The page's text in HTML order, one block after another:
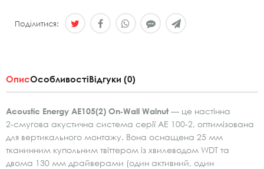
Поділитися:
ОписОсобливостіВідгуки (0)
Acoustic Energy AE105(2) On‑Wall Walnut — це настінна
2‑смугова акустична система серії AE 100‑2, оптимізована
для вертикального монтажу. Вона оснащена 25 мм
тканинним купольним твіттером із хвилеводом WDT та
двома 130 мм драйверами (один активний, один